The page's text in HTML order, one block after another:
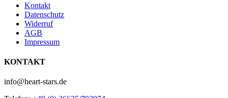
Kontakt
Datenschutz
Widerruf
AGB
Impressum
KONTAKT
info@heart-stars.de